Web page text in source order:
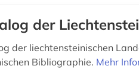
der
der liechtensteinischen
Bibliographie. Mehr